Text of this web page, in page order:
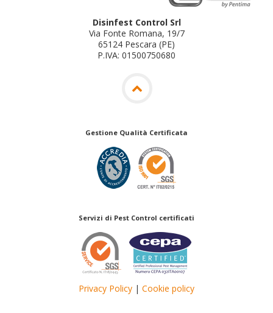
Disinfest Control Srl
Via Fonte Romana, 19/7
65124 Pescara (PE)
P.IVA: 01500750680
Gestione Qualità Certificata
Servizi di Pest Control certificati
Privacy Policy | Cookie policy